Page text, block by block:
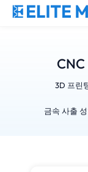
3D 프린
금속 사출